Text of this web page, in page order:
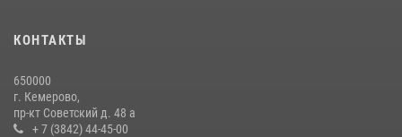
КОНТАКТЫ
650000
г. Кемерово,
пр-кт Советский д. 48 а
+ 7 (3842) 44-45-00